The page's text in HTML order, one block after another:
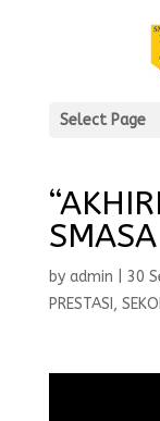
Select Page
by admin 30
PRESTASI ,